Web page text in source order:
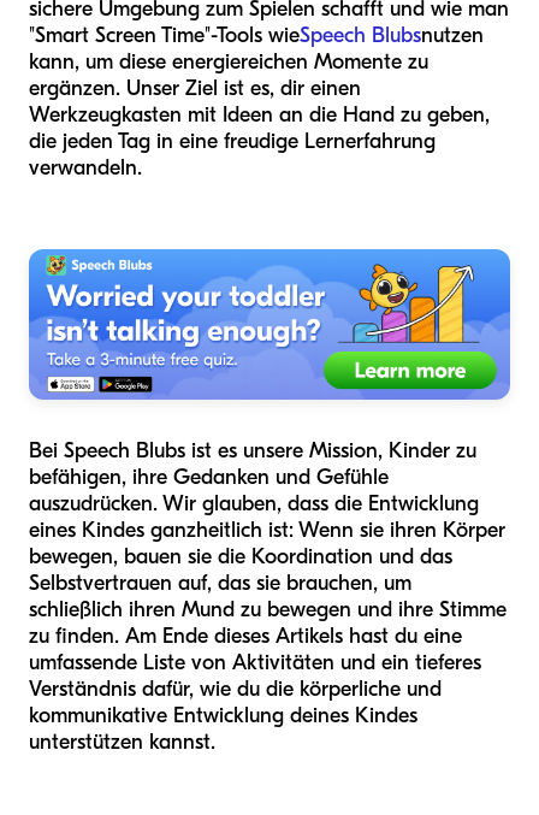
sichere Umgebung zum Spielen schafft und wie man
"Smart Screen Time"-Tools wieSpeech Blubsnutzen
kann, um diese energiereichen Momente zu
ergänzen. Unser Ziel ist es, dir einen
Werkzeugkasten mit Ideen an die Hand zu geben,
die jeden Tag in eine freudige Lernerfahrung
verwandeln.
Bei Speech Blubs ist es unsere Mission, Kinder zu
befähigen, ihre Gedanken und Gefühle
auszudrücken. Wir glauben, dass die Entwicklung
eines Kindes ganzheitlich ist: Wenn sie ihren Körper
bewegen, bauen sie die Koordination und das
Selbstvertrauen auf, das sie brauchen, um
schließlich ihren Mund zu bewegen und ihre Stimme
zu finden. Am Ende dieses Artikels hast du eine
umfassende Liste von Aktivitäten und ein tieferes
Verständnis dafür, wie du die körperliche und
kommunikative Entwicklung deines Kindes
unterstützen kannst.